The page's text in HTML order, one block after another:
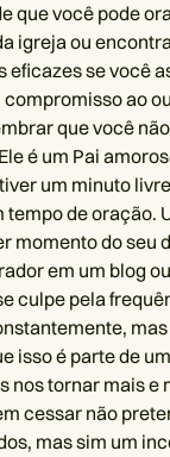
que você pode
igreja ou
eficazes se você
ao
que você
é um Pai
um minuto
de oração.
momento do seu
em um blog
culpe pela
isso é parte de
nos tornar mais e
cessar não
mas sim um